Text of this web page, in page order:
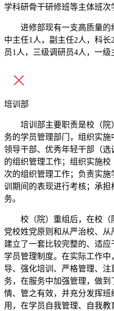
学科研骨干研修班等主体班次
进修部现有一支高质量的
中主任1人，副主任2人，科
员1人，三级调研员4人，一级
培训部
培训部主要职责是校（
务的学员管理部门，组织实
领导干部、优秀年轻干部（
的组织管理工作；组织实施
次的组织管理工作；负责实
训期间的表现进行考核；承
务。
校（院）重组后，在校
党校姓党原则和从严治校、
建立了一套比较完整的、适
学员管理制度。在实际工作
导、强化培训、严格管理、
务，在服务中加强管理，做
情、管之有效，并充分发挥
用，在学员自我管理、自我